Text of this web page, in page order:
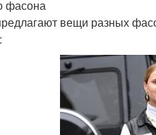
фасона
вещи разных